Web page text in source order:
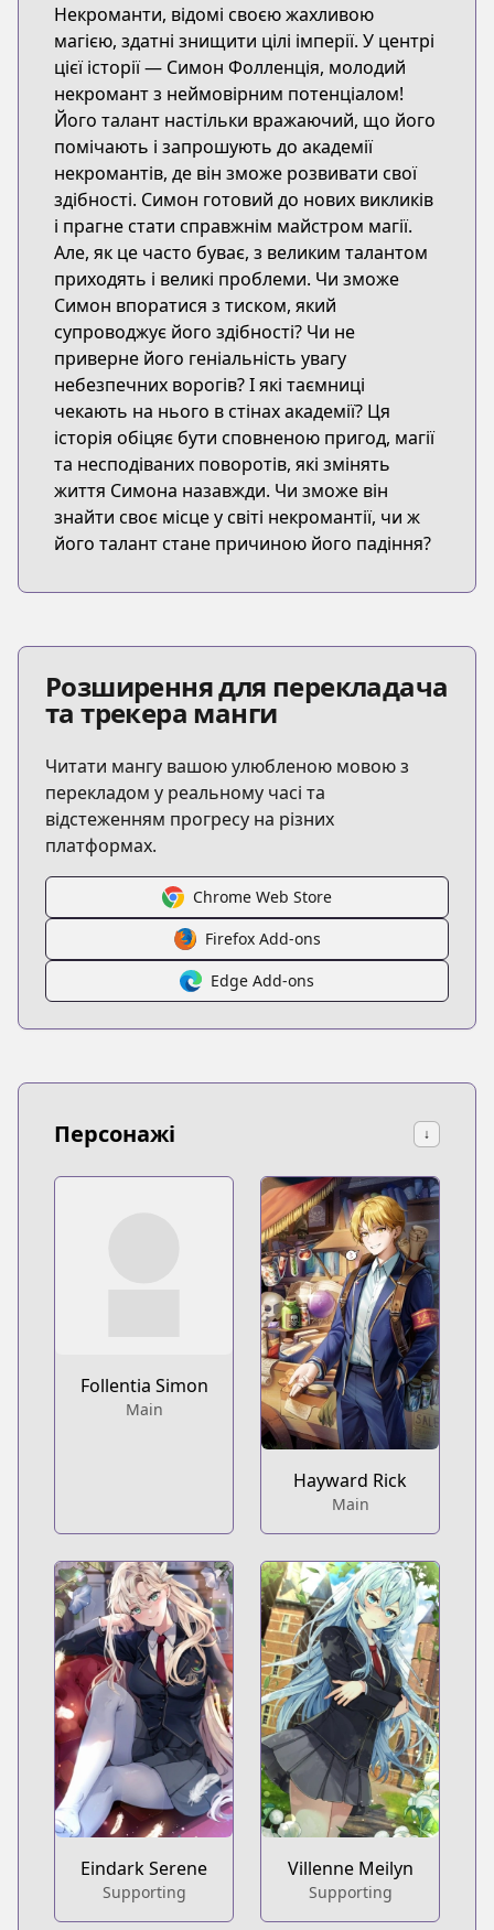
Некроманти, відомі своєю жахливою
магією, здатні знищити цілі імперії. У центрі
цієї історії — Симон Фолленція, молодий
некромант з неймовірним потенціалом!
Його талант настільки вражаючий, що його
помічають і запрошують до академії
некромантів, де він зможе розвивати свої
здібності. Симон готовий до нових викликів
і прагне стати справжнім майстром магії.
Але, як це часто буває, з великим талантом
приходять і великі проблеми. Чи зможе
Симон впоратися з тиском, який
супроводжує його здібності? Чи не
приверне його геніальність увагу
небезпечних ворогів? І які таємниці
чекають на нього в стінах академії? Ця
історія обіцяє бути сповненою пригод, магії
та несподіваних поворотів, які змінять
життя Симона назавжди. Чи зможе він
знайти своє місце у світі некромантії, чи ж
його талант стане причиною його падіння?
Розширення для перекладача
та трекера манги
Читати мангу вашою улюбленою мовою з
перекладом у реальному часі та
відстеженням прогресу на різних
платформах.
Chrome Web Store
Firefox Add-ons
Edge Add-ons
Персонажі ↓
Follentia Simon
Main
Hayward Rick
Main
Eindark Serene
Supporting
Villenne Meilyn
Supporting